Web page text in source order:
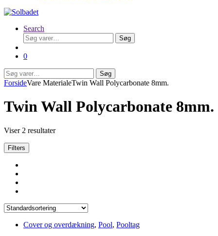
Search
Søg
efter:
Søg
0
Søg
efter:
Søg
ForsideVare MaterialeTwin Wall Polycarbonate 8mm.
Twin Wall Polycarbonate 8mm.
Viser 2 resultater
Filters
Cover og overdækning, Pool, Pooltag